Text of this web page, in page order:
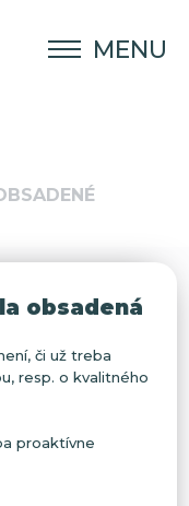
MENU
obsadená
či už treba
resp. o kvalitného
proaktívne